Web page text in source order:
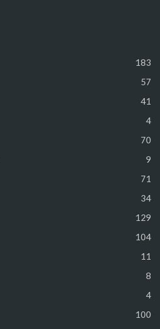
183
57
41
4
70
9
71
34
129
104
11
8
4
100